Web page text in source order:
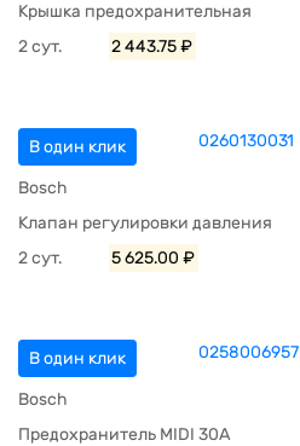
Крышка предохранительная
2 сут.
2 443.75 ₽
В один клик 0260130031
Bosch
Клапан регулировки давления
2 сут.
5 625.00 ₽
В один клик 0258006957
Bosch
Предохранитель MIDI 30A